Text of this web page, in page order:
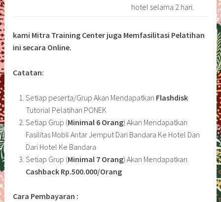
hotel selama 2 hari.
kami Mitra Training Center juga Memfasilitasi Pelatihan
ini secara Online.
Catatan:
Setiap peserta/Grup Akan Mendapatkan Flashdisk
Tutorial Pelatihan PONEK
Setiap Grup (Minimal 6 Orang) Akan Mendapatkan
Fasilitas Mobil Antar Jemput Dari Bandara Ke Hotel Dan
Dari Hotel Ke Bandara
Setiap Grup (Minimal 7 Orang) Akan Mendapatkan
Cashback Rp.500.000/Orang
Cara Pembayaran :